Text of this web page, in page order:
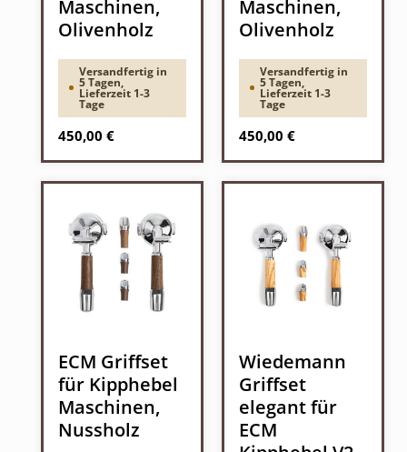
Maschinen,
Olivenholz
Versandfertig in
5 Tagen,
Lieferzeit 1-3
Tage
Regulärer Preis:
450,00 €
Maschinen,
Olivenholz
Versandfertig in
5 Tagen,
Lieferzeit 1-3
Tage
Regulärer Preis:
450,00 €
ECM Griffset
für Kipphebel
Maschinen,
Nussholz
Wiedemann
Griffset
elegant für
ECM